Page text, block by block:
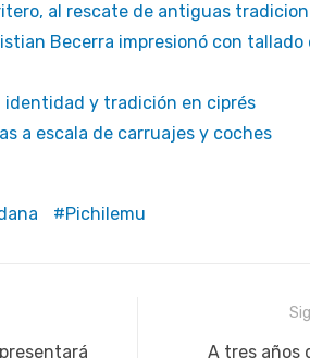
al rescate de antiguas
Becerra impresionó con tallado
identidad y tradición en ciprés
a escala de carruajes y coches
Pichilemu
Siguiente
A tres años